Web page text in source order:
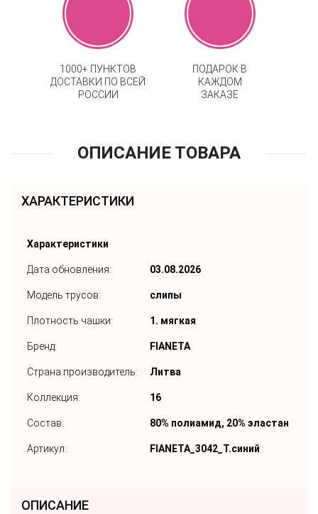
1000+ ПУНКТОВ
ДОСТАВКИ ПО ВСЕЙ
РОССИИ
ПОДАРОК В
КАЖДОМ
ЗАКАЗЕ
ОПИСАНИЕ ТОВАРА
ХАРАКТЕРИСТИКИ
Характеристики
Дата обновления: 03.08.2026
Модель трусов: слипы
Плотность чашки: 1. мягкая
Бренд: FIANETA
Страна производитель: Литва
Коллекция: 16
Состав: 80% полиамид, 20% эластан
Артикул: FIANETA_3042_Т.синий
ОПИСАНИЕ